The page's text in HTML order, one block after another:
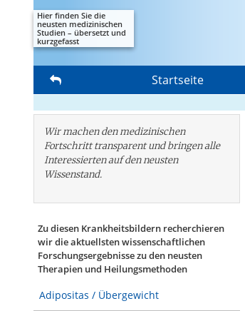
Hier finden Sie die
neusten medizinischen
Studien – übersetzt und
kurzgefasst
Startseite
Wir machen den medizinischen
Fortschritt transparent und bringen alle
Interessierten auf den neusten
Wissenstand.
Zu diesen Krankheitsbildern recherchieren
wir die aktuellsten wissenschaftlichen
Forschungs­ergebnisse zu den neusten
Therapien und Heilungsmethoden
Adipositas / Übergewicht